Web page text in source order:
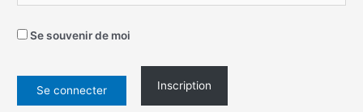
Se souvenir de moi
Inscription